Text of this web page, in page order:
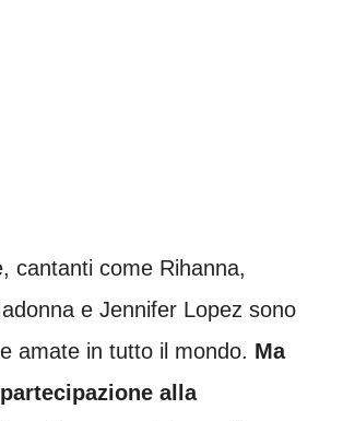
cantanti come Rihanna,
e Jennifer Lopez sono
amate in tutto il mondo. Ma
alla